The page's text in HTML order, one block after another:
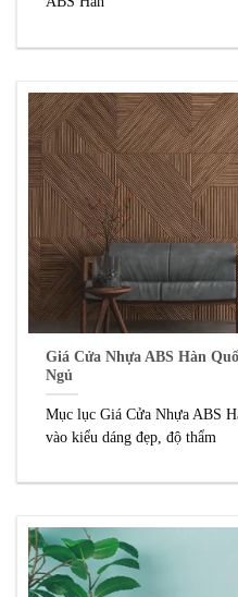
Giá Cửa Nhựa ABS Hàn
Ngủ
Mục lục Giá Cửa Nhựa ABS
vào kiểu dáng đẹp, độ thẩm